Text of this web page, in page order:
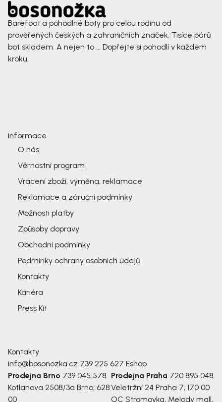
Barefoot a pohodlné boty pro celou rodinu od
prověřených českých a zahraničních značek. Tisíce párů
bot skladem. A nejen to ... Dopřejte si pohodlí v každém
kroku.
Informace
O nás
Věrnostní program
Vrácení zboží, výměna, reklamace
Reklamace a záruční podmínky
Možnosti platby
Způsoby dopravy
Obchodní podmínky
Podmínky ochrany osobních údajů
Kontakty
Kariéra
Press Kit
Kontakty
info@bosonozka.cz 739 225 627 Eshop
Prodejna Brno 739 045 578
Kotlanova 2508/3a Brno, 628
00
Prodejna Praha 720 895 048
Veletržní 24 Praha 7, 170 00
OC Stromovka, Melody mall,